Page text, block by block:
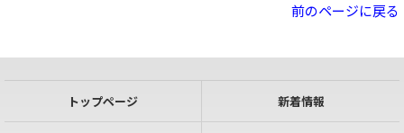
前のページに戻る
トップページ 新着情報